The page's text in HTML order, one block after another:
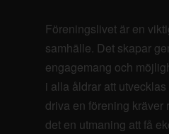
Föreningslivet är en
samhälle. Det skapar
engagemang och
i alla åldrar att
driva en förening kräver
det en utmaning att få